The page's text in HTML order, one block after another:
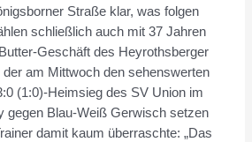
Straße klar, was folgen
schließlich auch mit 37 Jahren
Geschäft des Heyrothsberger
am Mittwoch den sehenswerten
(1:0)-Heimsieg des SV Union im
gegen Blau-Weiß Gerwisch setzen
damit kaum überraschte: „Das